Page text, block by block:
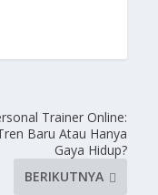
Trainer Online:
Baru Atau Hanya
Gaya Hidup?
BERIKUTNYA